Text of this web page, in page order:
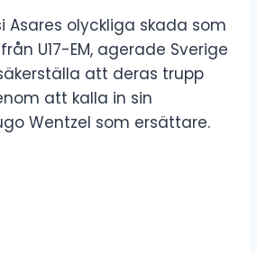
Asares olyckliga skada som
U17-EM, agerade Sverige
att deras trupp
att kalla in sin
Wentzel som ersättare.